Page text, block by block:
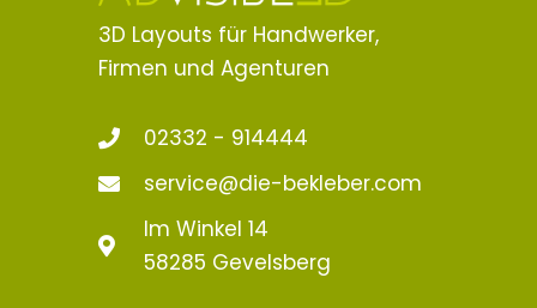
3D Layouts für Handwerker,
Firmen und Agenturen
02332 - 914444
service@die-bekleber.com
Im Winkel 14
58285 Gevelsberg